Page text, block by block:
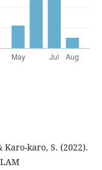
karo, S. (2022).